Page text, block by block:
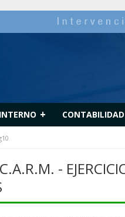
+ CONTABILIDAD
-